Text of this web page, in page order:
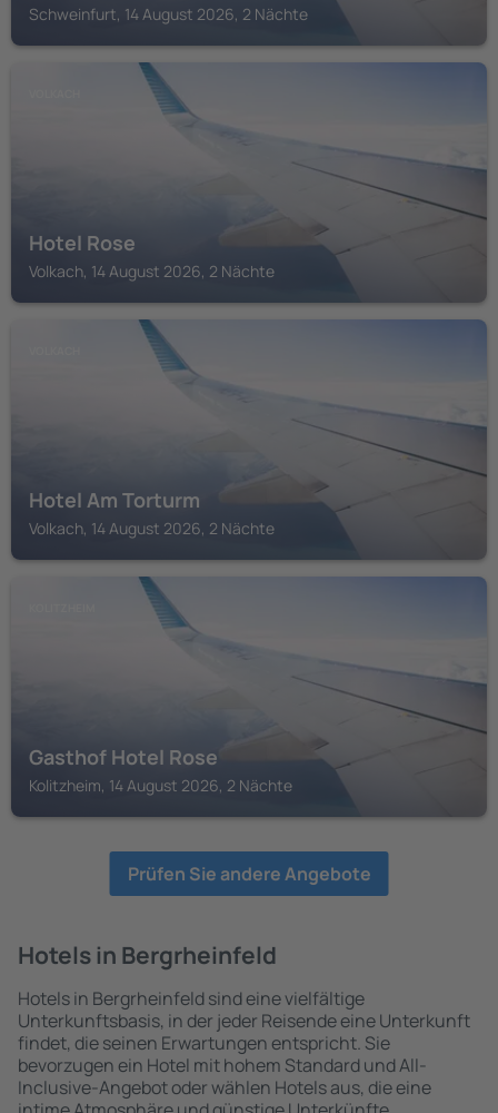
Schweinfurt, 14 August 2026, 2 Nächte
Hotel Rose
Volkach, 14 August 2026, 2 Nächte
Hotel Am Torturm
Volkach, 14 August 2026, 2 Nächte
Gasthof Hotel Rose
Kolitzheim, 14 August 2026, 2 Nächte
Prüfen Sie andere Angebote
Hotels in Bergrheinfeld
Hotels in Bergrheinfeld sind eine vielfältige
Unterkunftsbasis, in der jeder Reisende eine Unterkunft
findet, die seinen Erwartungen entspricht. Sie
bevorzugen ein Hotel mit hohem Standard und All-
Inclusive-Angebot oder wählen Hotels aus, die eine